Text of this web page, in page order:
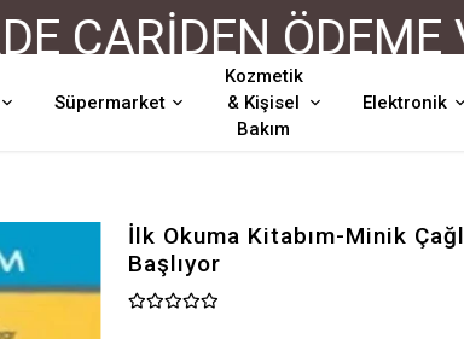
ÖDEME
Süpermarket
Kozmetik
& Kişisel
Bakım
Elektronik
İlk Okuma Kitabım-Minik
Başlıyor